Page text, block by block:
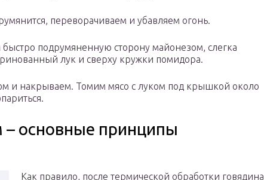
переворачиваем и убавляем огонь.
подрумяненную сторону майонезом, слегка
лук и сверху кружки помидора.
и накрываем. Томим мясо с луком под крышкой около
– основные принципы
Как правило, после термической обработки говядина